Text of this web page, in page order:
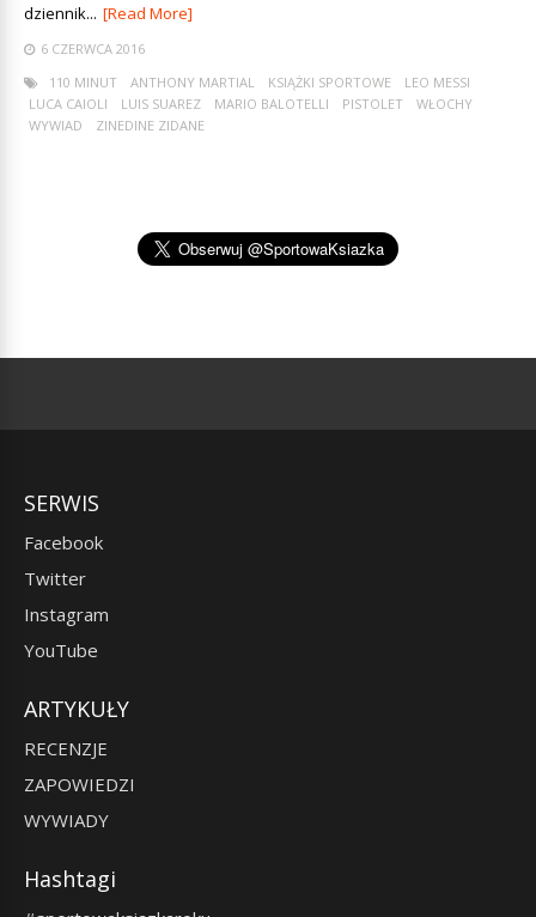
dziennik... [Read More]
6 CZERWCA 2016
110 MINUT
ANTHONY MARTIAL KSIĄŻKI SPORTOWE
LEO MESSI
LUCA CAIOLI
LUIS SUAREZ MARIO BALOTELLI PISTOLET
WŁOCHY
WYWIAD
ZINEDINE ZIDANE
SERWIS
Facebook
Twitter
Instagram
YouTube
ARTYKUŁY
RECENZJE
ZAPOWIEDZI
WYWIADY
Hashtagi